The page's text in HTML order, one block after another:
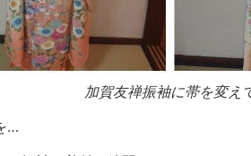
加賀友禅振袖に帯を変え
…